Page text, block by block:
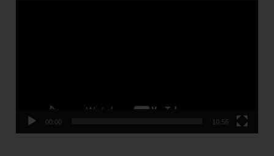
00:00 10:56